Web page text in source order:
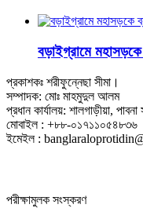
বড়াইগ্রামে
প্রকাশকঃ শরীফুন্নেছা সীমা।
সম্পাদক: মোঃ মাহমুদুল আলম
প্রধান কার্যালয়: শালগাড়ীয়া,
মোবাইল : +৮৮-০১৭১১০৫৪৮৩৬
ইমেইল :
পরীক্ষামুলক সংস্করণ